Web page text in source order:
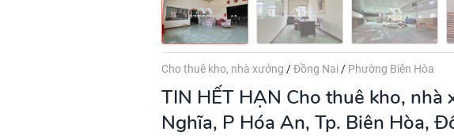
Cho thuê kho, nhà xưởng /Đồng Nai / Phường Biên Hòa
TIN HẾT HẠN Cho thuê kho,
Nghĩa, P Hóa An, Tp. Biên Hòa,